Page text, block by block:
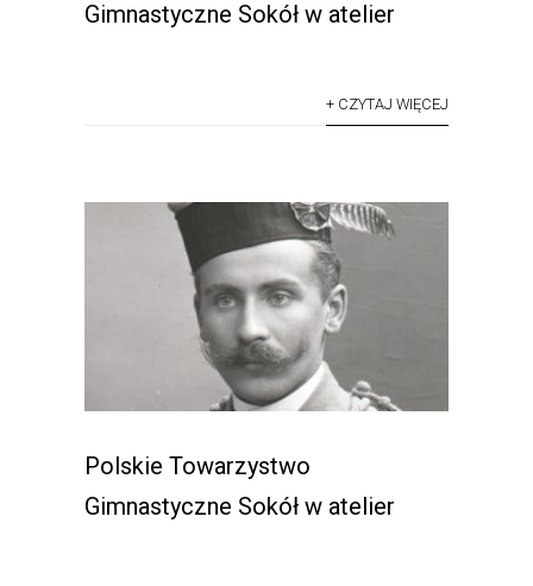
Gimnastyczne Sokół w atelier
+ CZYTAJ WIĘCEJ
Polskie Towarzystwo
Gimnastyczne Sokół w atelier